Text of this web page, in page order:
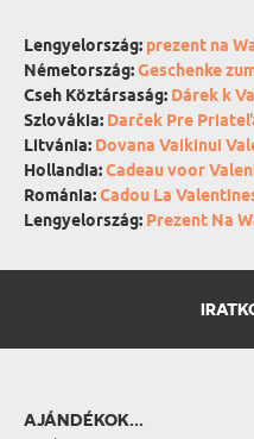
Lengyelország: prezent na
Németország:Geschenke
Cseh Köztársaság: Dárek k
Szlovákia: Darček Pre
Litvánia: Dovana Vaikinui
Hollandia:Cadeau voor
Románia:Cadou La
Lengyelország: Prezent Na
AJÁNDÉKOK...